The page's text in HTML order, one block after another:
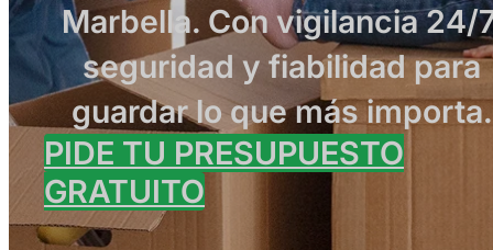
Marbella. Con vigilancia 24/
seguridad y fiabilidad para
guardar lo que más importa.
PIDE TU PRESUPUESTO
GRATUITO